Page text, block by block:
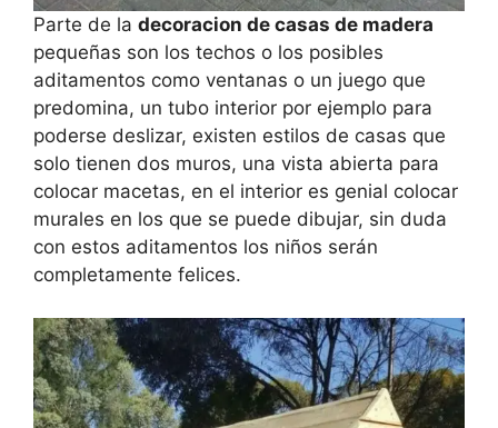
Parte de la decoracion de casas de madera
pequeñas son los techos o los posibles
aditamentos como ventanas o un juego que
predomina, un tubo interior por ejemplo para
poderse deslizar, existen estilos de casas que
solo tienen dos muros, una vista abierta para
colocar macetas, en el interior es genial colocar
murales en los que se puede dibujar, sin duda
con estos aditamentos los niños serán
completamente felices.